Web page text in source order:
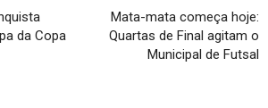
da Copa
Mata-mata começa hoje:
Quartas de Final agitam o
Municipal de Futsal